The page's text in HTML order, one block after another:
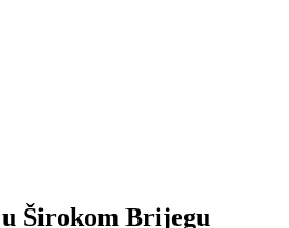
u Širokom Brijegu